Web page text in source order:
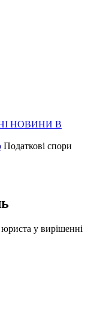
Податкові спори
у вирішенні